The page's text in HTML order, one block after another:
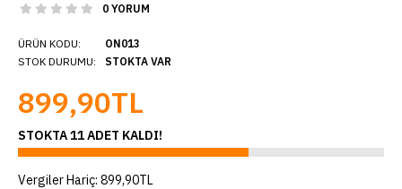
0 YORUM
ÜRÜN KODU:
STOK DURUMU:
ON013
STOKTA VAR
899,90TL
STOKTA 11 ADET KALDI!
Vergiler Hariç: 899,90TL